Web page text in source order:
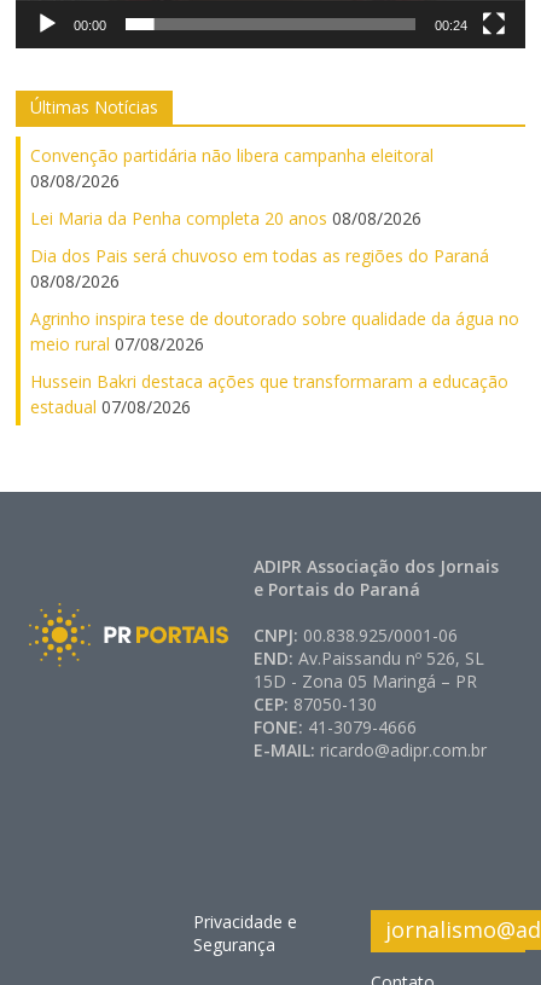
00:00 00:24
Últimas Notícias
Convenção partidária não libera campanha eleitoral
08/08/2026
Lei Maria da Penha completa 20 anos 08/08/2026
Dia dos Pais será chuvoso em todas as regiões do Paraná
08/08/2026
Agrinho inspira tese de doutorado sobre qualidade da água no
meio rural 07/08/2026
Hussein Bakri destaca ações que transformaram a educação
estadual 07/08/2026
ADIPR Associação dos Jornais
e Portais do Paraná
CNPJ: 00.838.925/0001-06
END:Av.Paissandu nº 526, SL
15D - Zona 05 Maringá – PR
CEP: 87050-130
FONE: 41-3079-4666
E-MAIL: ricardo@adipr.com.br
Privacidade e
Segurança